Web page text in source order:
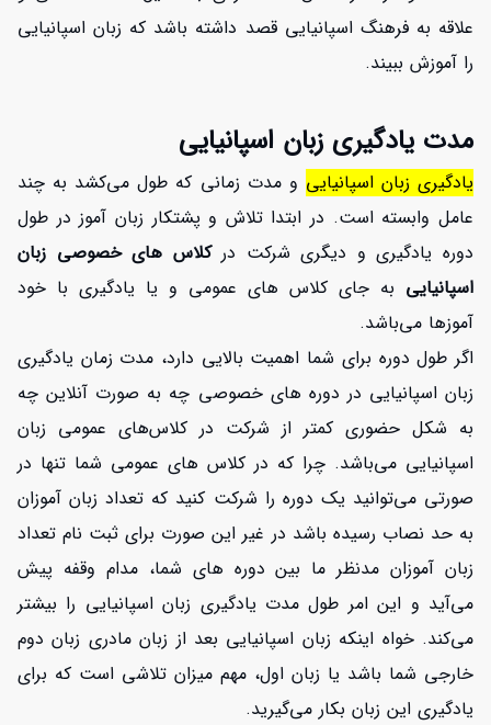
علاقه به فرهنگ اسپانیایی قصد داشته باشد که زبان اسپانیایی
را آموزش ببیند.
مدت یادگیری زبان اسپانیایی
یادگیری زبان اسپانیایی و مدت زمانی که طول می‌کشد به چند
عامل وابسته است. در ابتدا تلاش و پشتکار زبان آموز در طول
دوره یادگیری و دیگری شرکت درکلاس های خصوصی زبان
اسپانیایی به جای کلاس های عمومی و یا یادگیری با خود
آموزها می‌باشد.
اگر طول دوره برای شما اهمیت بالایی دارد، مدت زمان یادگیری
زبان اسپانیایی در دوره های خصوصی چه به صورت آنلاین چه
به شکل حضوری کمتر از شرکت در کلاس‌های عمومی زبان
اسپانیایی می‌باشد. چرا که در کلاس های عمومی شما تنها در
صورتی می‌توانید یک دوره را شرکت کنید که تعداد زبان آموزان
به حد نصاب رسیده باشد در غیر این صورت برای ثبت نام تعداد
زبان آموزان مدنظر ما بین دوره های شما، مدام وقفه پیش
می‌آید و این امر طول مدت یادگیری زبان اسپانیایی را بیشتر
می‌کند. خواه اینکه زبان اسپانیایی بعد از زبان مادری زبان دوم
خارجی شما باشد یا زبان اول، مهم میزان تلاشی است که برای
یادگیری این زبان بکار می‌گیرید.